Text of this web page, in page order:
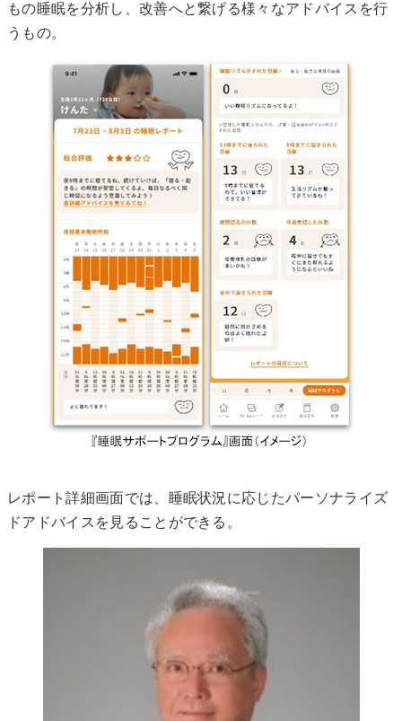
もの睡眠を分析し、改善へと繋げる様々なアドバイスを行
うもの。
レポート詳細画面では、睡眠状況に応じたパーソナライズ
ドアドバイスを見ることができる。